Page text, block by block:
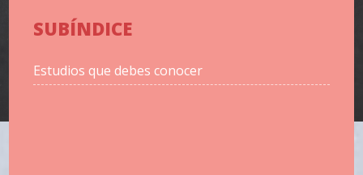
SUBÍNDICE
Estudios que debes conocer